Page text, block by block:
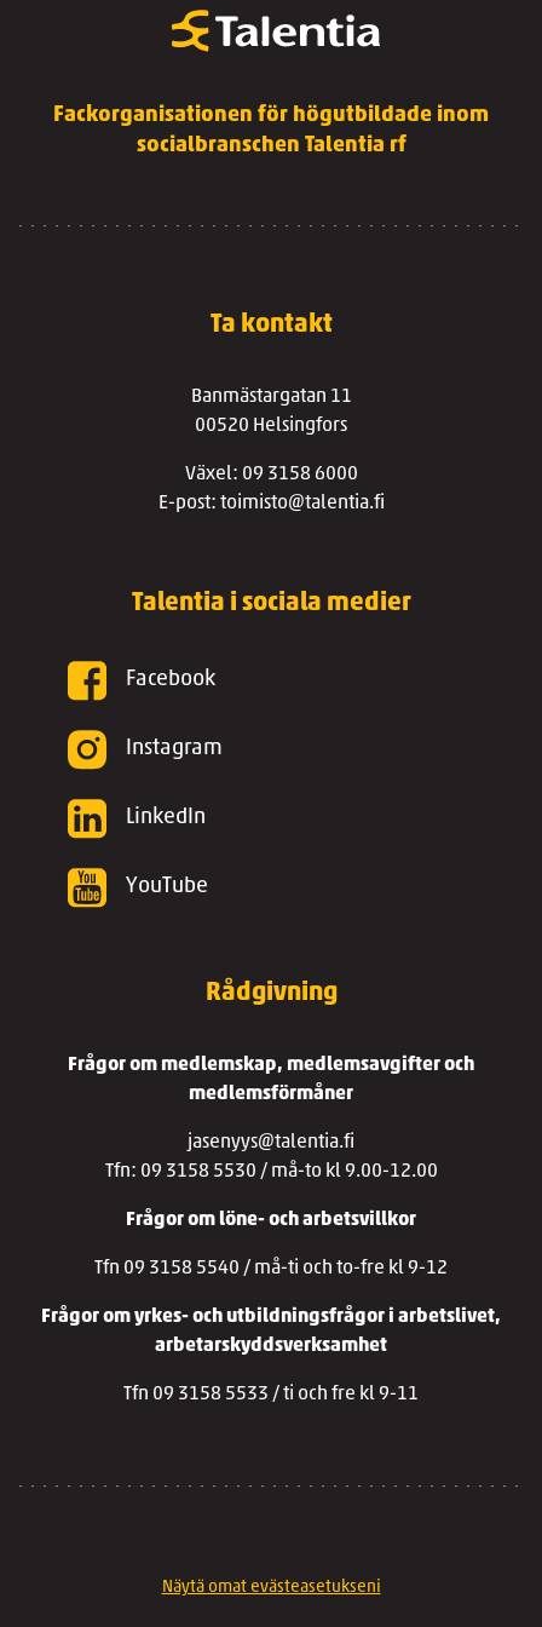
Fackorganisationen för högutbildade inom
socialbranschen Talentia rf
Ta kontakt
Banmästargatan 11
00520 Helsingfors
Växel: 09 3158 6000
E-post: toimisto@talentia.fi
Talentia i sociala medier
Facebook
Instagram
LinkedIn
YouTube
Rådgivning
Frågor om medlemskap, medlemsavgifter och
medlemsförmåner
jasenyys@talentia.fi
Tfn: 09 3158 5530 / må-to kl 9.00-12.00
Frågor om löne- och arbetsvillkor
Tfn 09 3158 5540 / må-ti och to-fre kl 9-12
Frågor om yrkes- och utbildningsfrågor i arbetslivet,
arbetarskyddsverksamhet
Tfn 09 3158 5533 / ti och fre kl 9-11
Näytä omat evästeasetukseni